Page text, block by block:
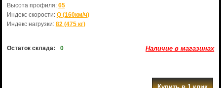
Высота профиля: 65
Индекс скорости: Q (160км/ч)
Индекс нагрузки: 82 (475 кг)
Остаток склада: 0 Наличие в магазинах